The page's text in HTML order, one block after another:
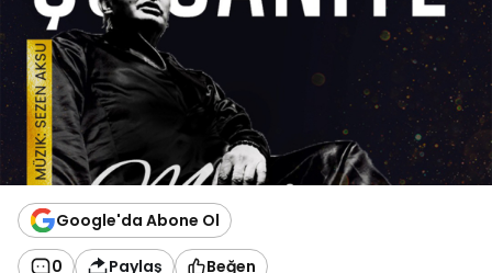
Google'da Abone Ol
0 Paylaş Beğen